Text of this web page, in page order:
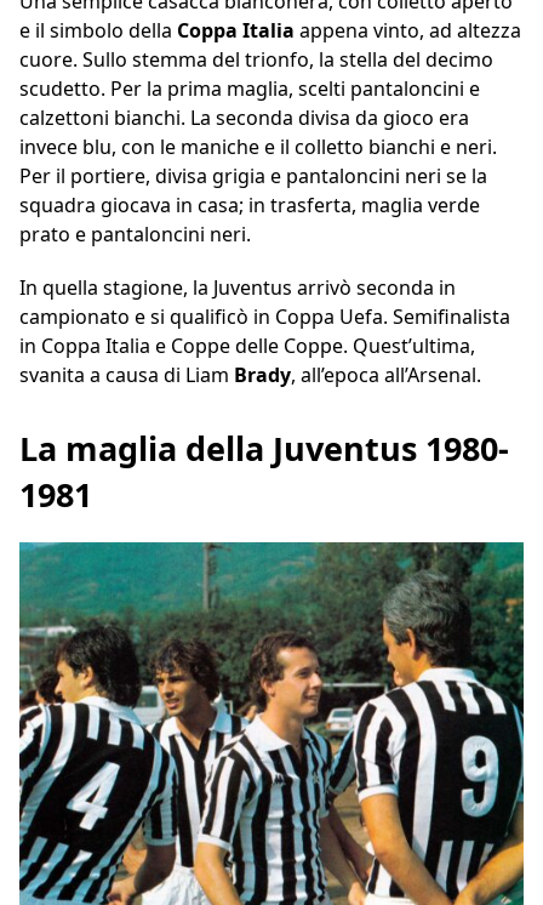
e il simbolo della Coppa Italia appena vinto, ad altezza
cuore. Sullo stemma del trionfo, la stella del decimo
scudetto. Per la prima maglia, scelti pantaloncini e
calzettoni bianchi. La seconda divisa da gioco era
invece blu, con le maniche e il colletto bianchi e neri.
Per il portiere, divisa grigia e pantaloncini neri se la
squadra giocava in casa; in trasferta, maglia verde
prato e pantaloncini neri.
In quella stagione, la Juventus arrivò seconda in
campionato e si qualificò in Coppa Uefa. Semifinalista
in Coppa Italia e Coppe delle Coppe. Quest’ultima,
svanita a causa di Liam Brady, all’epoca all’Arsenal.
La maglia della Juventus 1980-
1981